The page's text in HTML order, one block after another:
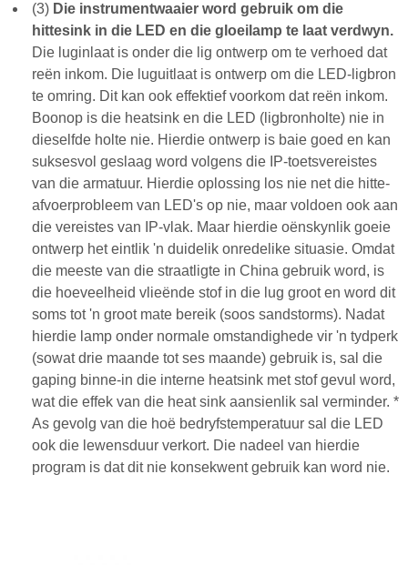
(3) Die instrumentwaaier word gebruik om die
hittesink in die LED en die gloeilamp te laat verdwyn.
Die luginlaat is onder die lig ontwerp om te verhoed dat
reën inkom. Die luguitlaat is ontwerp om die LED-ligbron
te omring. Dit kan ook effektief voorkom dat reën inkom.
Boonop is die heatsink en die LED (ligbronholte) nie in
dieselfde holte nie. Hierdie ontwerp is baie goed en kan
suksesvol geslaag word volgens die IP-toetsvereistes
van die armatuur. Hierdie oplossing los nie net die hitte-
afvoerprobleem van LED's op nie, maar voldoen ook aan
die vereistes van IP-vlak. Maar hierdie oënskynlik goeie
ontwerp het eintlik 'n duidelik onredelike situasie. Omdat
die meeste van die straatligte in China gebruik word, is
die hoeveelheid vlieënde stof in die lug groot en word dit
soms tot 'n groot mate bereik (soos sandstorms). Nadat
hierdie lamp onder normale omstandighede vir 'n tydperk
(sowat drie maande tot ses maande) gebruik is, sal die
gaping binne-in die interne heatsink met stof gevul word,
wat die effek van die heat sink aansienlik sal verminder. *
As gevolg van die hoë bedryfstemperatuur sal die LED
ook die lewensduur verkort. Die nadeel van hierdie
program is dat dit nie konsekwent gebruik kan word nie.